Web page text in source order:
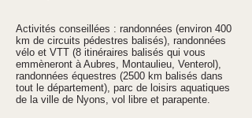
Activités conseillées : randonnées (environ 400
km de circuits pédestres balisés), randonnées
vélo et VTT (8 itinéraires balisés qui vous
emmèneront à Aubres, Montaulieu, Venterol),
randonnées équestres (2500 km balisés dans
tout le département), parc de loisirs aquatiques
de la ville de Nyons, vol libre et parapente.